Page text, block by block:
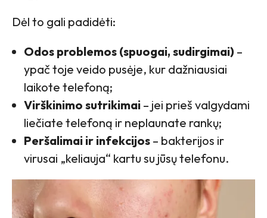
Dėl to gali padidėti:
Odos problemos (spuogai, sudirgimai) –
ypač toje veido pusėje, kur dažniausiai
laikote telefoną;
Virškinimo sutrikimai – jei prieš valgydami
liečiate telefoną ir neplaunate rankų;
Peršalimai ir infekcijos – bakterijos ir
virusai „keliauja“ kartu su jūsų telefonu.